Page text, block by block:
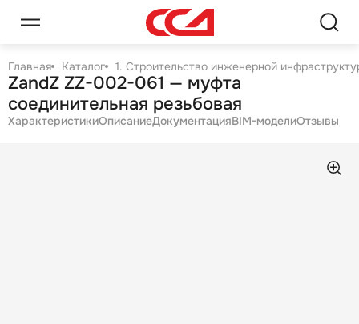
Главная Каталог 1. Строительство инженерной
ZandZ ZZ-002-061 — муфта
соединительная резьбовая
ХарактеристикиОписаниеДокументацияBIM-моделиОтзывы